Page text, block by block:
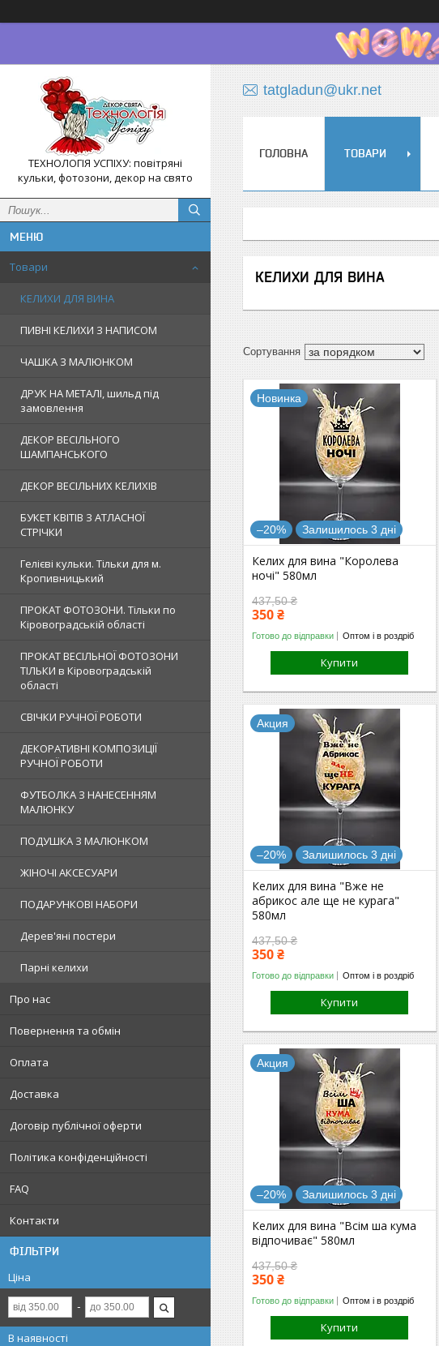
ТЕХНОЛОГІЯ УСПІХУ: повітряні
кульки, фотозони, декор на свято
Товари
КЕЛИХИ ДЛЯ ВИНА
ПИВНІ КЕЛИХИ З НАПИСОМ
ЧАШКА З МАЛЮНКОМ
ДРУК НА МЕТАЛІ, шильд під
замовлення
ДЕКОР ВЕСІЛЬНОГО
ШАМПАНСЬКОГО
ДЕКОР ВЕСІЛЬНИХ КЕЛИХІВ
БУКЕТ КВІТІВ З АТЛАСНОЇ
СТРІЧКИ
Гелієві кульки. Тільки для м.
Кропивницький
ПРОКАТ ФОТОЗОНИ. Тільки по
Кіровоградській області
ПРОКАТ ВЕСІЛЬНОЇ ФОТОЗОНИ
ТІЛЬКИ в Кіровоградській
області
СВІЧКИ РУЧНОЇ РОБОТИ
ДЕКОРАТИВНІ КОМПОЗИЦІЇ
РУЧНОЇ РОБОТИ
ФУТБОЛКА З НАНЕСЕННЯМ
МАЛЮНКУ
ПОДУШКА З МАЛЮНКОМ
ЖІНОЧІ АКСЕСУАРИ
ПОДАРУНКОВІ НАБОРИ
Дерев'яні постери
Парні келихи
Про нас
Повернення та обмін
Оплата
Доставка
Договір публічної оферти
Політика конфіденційності
FAQ
Контакти
ФІЛЬТРИ
Ціна
В наявності
tatgladun@ukr.net
ГОЛОВНА ТОВАРИ
КЕЛИХИ ДЛЯ ВИНА
Новинка
–20% Залишилось 3 дні
Келих для вина "Королева
ночі" 580мл
437,50 ₴
350 ₴
Готово до відправки Оптом і в роздріб
Купити
Акция
–20% Залишилось 3 дні
Келих для вина "Вже не
абрикос але ще не курага"
580мл
437,50 ₴
350 ₴
Готово до відправки Оптом і в роздріб
Купити
Акция
–20% Залишилось 3 дні
Келих для вина "Всім ша кума
відпочиває" 580мл
437,50 ₴
350 ₴
Готово до відправки Оптом і в роздріб
Купити